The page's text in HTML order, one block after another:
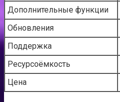
Дополнительные функции
Обновления
Поддержка
Ресурсоёмкость
Цена